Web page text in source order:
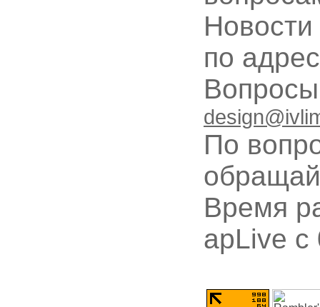
по
По
Время
apLive c